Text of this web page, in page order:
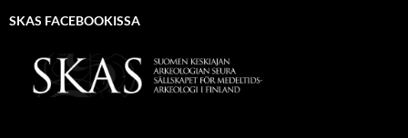
SKAS FACEBOOKISSA